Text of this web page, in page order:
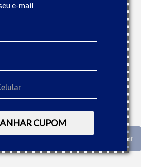
e-mail
CUPOM
ISOLADO 140MM GEDORE 091897
PIX